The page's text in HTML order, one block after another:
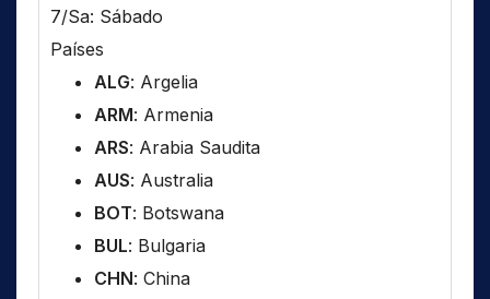
7/Sa: Sábado
Países
ALG: Argelia
ARM: Armenia
ARS: Arabia Saudita
AUS: Australia
BOT: Botswana
BUL: Bulgaria
CHN: China